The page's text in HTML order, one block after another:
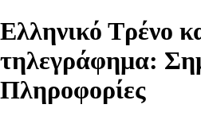
Ελληνικό Τρένο
τηλεγράφημα:
Πληροφορίες